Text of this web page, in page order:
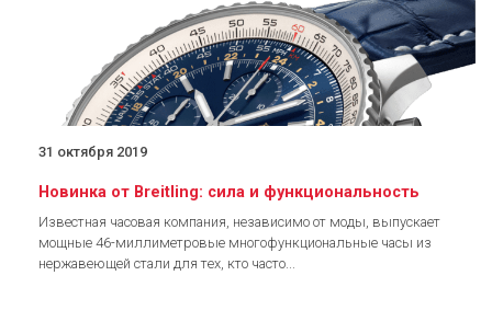
31 октября 2019
Новинка от Breitling: сила и функциональность
Известная часовая компания, независимо от моды, выпускает
мощные 46-миллиметровые многофункциональные часы из
нержавеющей стали для тех, кто часто...